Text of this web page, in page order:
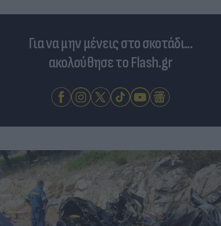
Για να μην μένεις στο σκοτάδι...
ακολούθησε το Flash.gr